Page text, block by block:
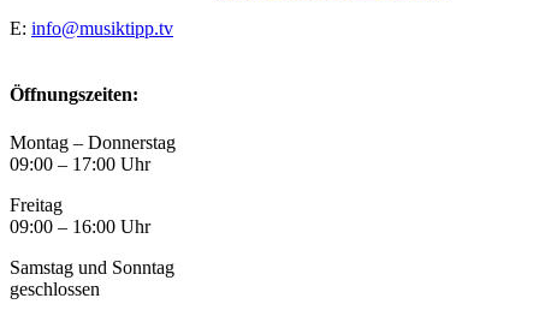
E: info@musiktipp.tv
Öffnungszeiten:
Montag – Donnerstag
09:00 – 17:00 Uhr
Freitag
09:00 – 16:00 Uhr
Samstag und Sonntag
geschlossen